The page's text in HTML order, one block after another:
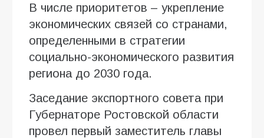
В числе приоритетов – укрепление
экономических связей со странами,
определенными в стратегии
социально-экономического развития
региона до 2030 года.
Заседание экспортного совета при
Губернаторе Ростовской области
провел первый заместитель главы